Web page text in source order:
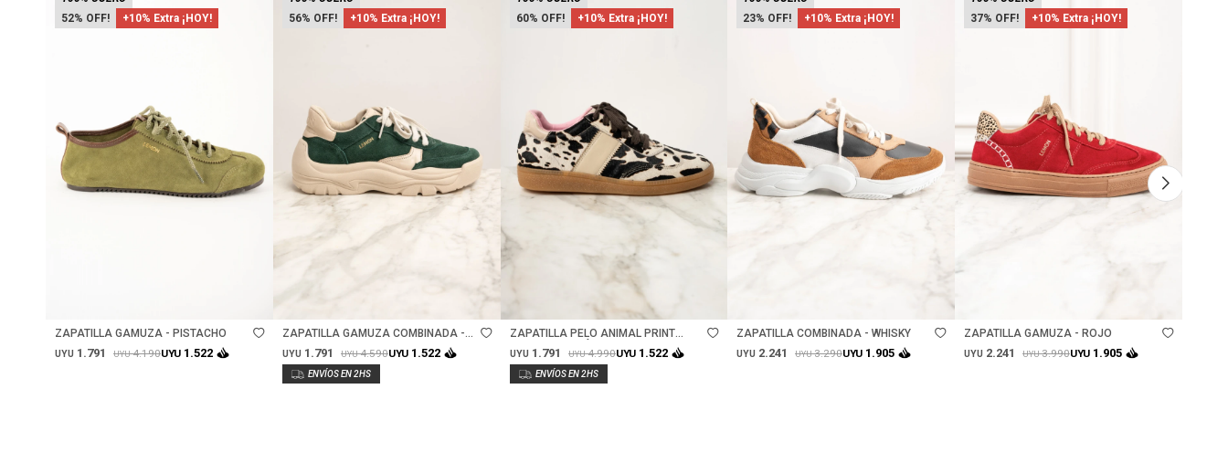
52 +10% Extra ¡HOY!
ZAPATILLA GAMUZA - PISTACHO
UYU 1.791 UYU4.190UYU 1.522
56 +10% Extra ¡HOY!
ZAPATILLA GAMUZA COMBINADA -
UYU 1.791 UYU4.590UYU 1.522
60 +10% Extra ¡HOY!
ZAPATILLA PELO ANIMAL PRINT
UYU 1.791 UYU4.990UYU 1.522
23 +10% Extra ¡HOY!
ZAPATILLA COMBINADA - WHISKY
UYU 2.241 UYU3.290UYU 1.905
37 +10% Extra ¡HOY!
ZAPATILLA GAMUZA - ROJO
UYU 2.241 UYU3.990UYU 1.905